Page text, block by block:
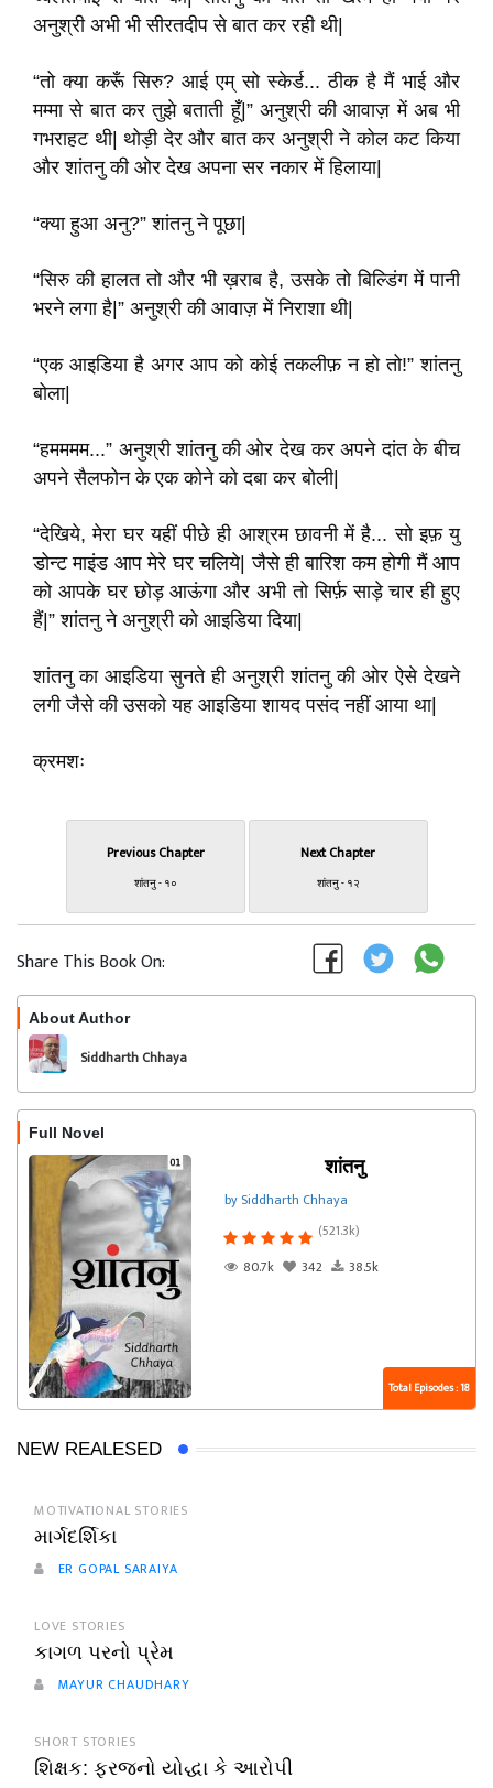
अनुश्री अभी भी सीरतदीप से बात कर रही थी|
“तो क्या करूँ सिरु? आई एम् सो स्केर्ड... ठीक है मैं भाई और
मम्मा से बात कर तुझे बताती हूँ|” अनुश्री की आवाज़ में अब भी
गभराहट थी| थोड़ी देर और बात कर अनुश्री ने कोल कट किया
और शांतनु की ओर देख अपना सर नकार में हिलाया|
“क्या हुआ अनु?” शांतनु ने पूछा|
“सिरु की हालत तो और भी ख़राब है, उसके तो बिल्डिंग में पानी
भरने लगा है|” अनुश्री की आवाज़ में निराशा थी|
“एक आइडिया है अगर आप को कोई तकलीफ़ न हो तो!” शांतनु
बोला|
“हमममम...” अनुश्री शांतनु की ओर देख कर अपने दांत के बीच
अपने सैलफोन के एक कोने को दबा कर बोली|
“देखिये, मेरा घर यहीं पीछे ही आश्रम छावनी में है... सो इफ़ यु
डोन्ट माइंड आप मेरे घर चलिये| जैसे ही बारिश कम होगी मैं आप
को आपके घर छोड़ आऊंगा और अभी तो सिर्फ़ साड़े चार ही हुए
हैं|” शांतनु ने अनुश्री को आइडिया दिया|
शांतनु का आइडिया सुनते ही अनुश्री शांतनु की ओर ऐसे देखने
लगी जैसे की उसको यह आइडिया शायद पसंद नहीं आया था|
क्रमशः
Previous Chapter
शांतनु - १०
Next Chapter
शांतनु - १२
Share This Book On:
About Author
Siddharth Chhaya
Full Novel
शांतनु
by Siddharth Chhaya
(521.3k)
80.7k
342 38.5k
Total Episodes : 18
NEW REALESED
MOTIVATIONAL STORIES
માર્ગદર્શિકા
ER GOPAL SARAIYA
LOVE STORIES
કાગળ પરનો પ્રેમ
MAYUR CHAUDHARY
SHORT STORIES
શિક્ષક: ફરજનો યોદ્ધા કે આરોપી